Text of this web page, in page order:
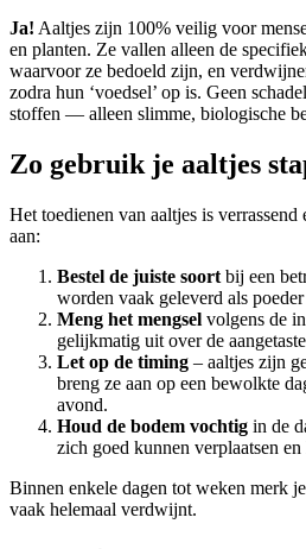
Ja! Aaltjes zijn 100% veilig voor
en planten. Ze vallen alleen de
waarvoor ze bedoeld zijn, en
zodra hun ‘voedsel’ op is. Geen
stoffen — alleen slimme, biologische
Zo gebruik je aaltjes
Het toedienen van aaltjes is
aan:
Bestel de juiste soort bij een
worden vaak geleverd als
Meng het mengsel volgens de
gelijkmatig uit over de
Let op de timing – aaltjes zijn
breng ze aan op een bewolkte
avond.
Houd de bodem vochtig in de
zich goed kunnen verplaatsen
Binnen enkele dagen tot weken merk
vaak helemaal verdwijnt.